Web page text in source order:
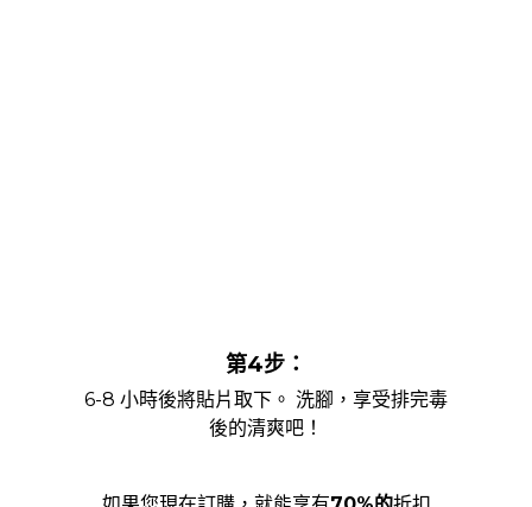
第4步：
6-8 小時後將貼片取下。 洗腳，享受排完毒
後的清爽吧！